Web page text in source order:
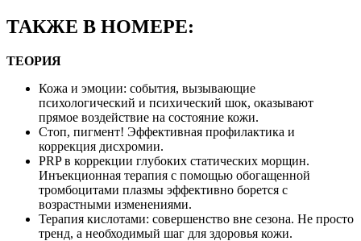
ТАКЖЕ В НОМЕРЕ:
ТЕОРИЯ
Кожа и эмоции: события, вызывающие
психологический и психический шок, оказывают
прямое воздействие на состояние кожи.
Стоп, пигмент! Эффективная профилактика и
коррекция дисхромии.
PRP в коррекции глубоких статических морщин.
Инъекционная терапия с помощью обогащенной
тромбоцитами плазмы эффективно борется с
возрастными изменениями.
Терапия кислотами: совершенство вне сезона. Не просто
тренд, а необходимый шаг для здоровья кожи.